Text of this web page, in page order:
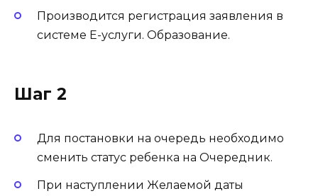
Производится регистрация заявления в
системе Е-услуги. Образование.
Шаг 2
Для постановки на очередь необходимо
сменить статус ребенка на Очередник.
При наступлении Желаемой даты